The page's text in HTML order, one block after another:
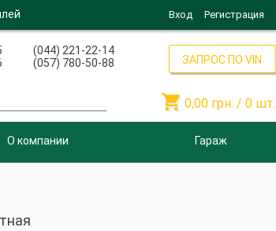
Вход Регистрация
(044) 221-22-14
(057) 780-50-88
ЗАПРОС ПО VIN
 0,00 грн. / 0 шт.
О компании Гараж